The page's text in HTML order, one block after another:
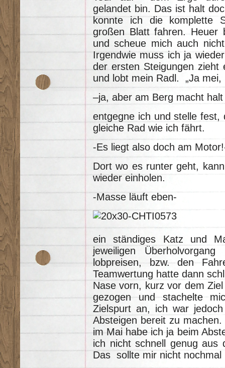
gelandet bin. Das ist halt
konnte ich die komplette
großen Blatt fahren. Heuer
und scheue mich auch
Irgendwie muss ich ja
der ersten Steigungen
und lobt mein Radl. „Ja mei,
–ja, aber am Berg macht
entgegne ich und stelle
gleiche Rad wie ich fährt.
-Es liegt also doch am
Dort wo es runter geht,
wieder einholen.
-Masse läuft eben-
ein ständiges Katz und
jeweiligen
lobpreisen, bzw. den
Teamwertung hatte dann
Nase vorn, kurz vor dem
gezogen und stachelte
Zielspurt an, ich war
Absteigen bereit zu
im Mai habe ich ja beim
ich nicht schnell genug aus
Das sollte mir nicht nochmal